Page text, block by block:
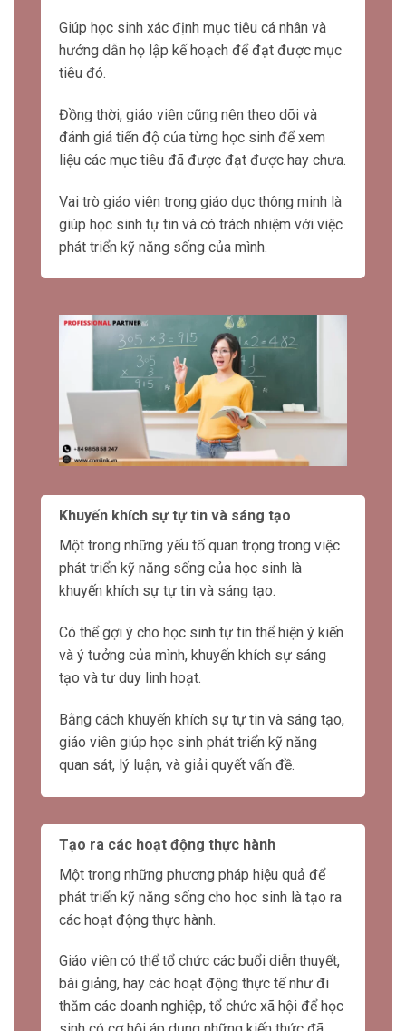
Một yếu tố quan trọng trong việc phát triển kỹ
năng sống của học sinh là thiết lập mục tiêu
và đánh giá tiến độ.
Giúp học sinh xác định mục tiêu cá nhân và
hướng dẫn họ lập kế hoạch để đạt được mục
tiêu đó.
Đồng thời, giáo viên cũng nên theo dõi và
đánh giá tiến độ của từng học sinh để xem
liệu các mục tiêu đã được đạt được hay chưa.
Vai trò giáo viên trong giáo dục thông minh là
phát triển kỹ năng sống của mình.
Khuyến khích sự tự tin và sáng tạo
Một trong những yếu tố quan trọng trong việc
phát triển kỹ năng sống của học sinh là
khuyến khích sự tự tin và sáng tạo.
Có thể gợi ý cho học sinh tự tin thể hiện ý kiến
và ý tưởng của mình, khuyến khích sự sáng
tạo và tư duy linh hoạt.
Bằng cách khuyến khích sự tự tin và sáng tạo,
giáo viên giúp học sinh phát triển kỹ năng
quan sát, lý luận, và giải quyết vấn đề.
Tạo ra các hoạt động thực hành
Một trong những phương pháp hiệu quả để
phát triển kỹ năng sống cho học sinh là tạo ra
các hoạt động thực hành.